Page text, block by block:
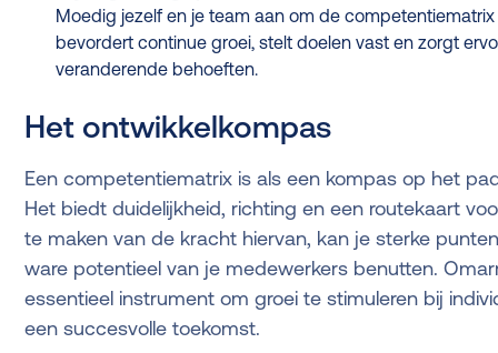
Moedig jezelf en je team aan om de
bevordert continue groei, stelt doelen vast en zorgt
veranderende behoeften.
Het ontwikkelkompas
Een competentiematrix is als een kompas op het
Het biedt duidelijkheid, richting en een routekaart
te maken van de kracht hiervan, kan je sterke
ware potentieel van je medewerkers benutten.
essentieel instrument om groei te stimuleren bij
een succesvolle toekomst.